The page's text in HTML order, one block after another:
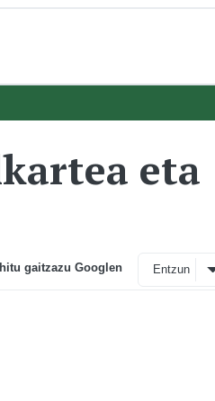
eta
gaitzazu Googlen Entzun